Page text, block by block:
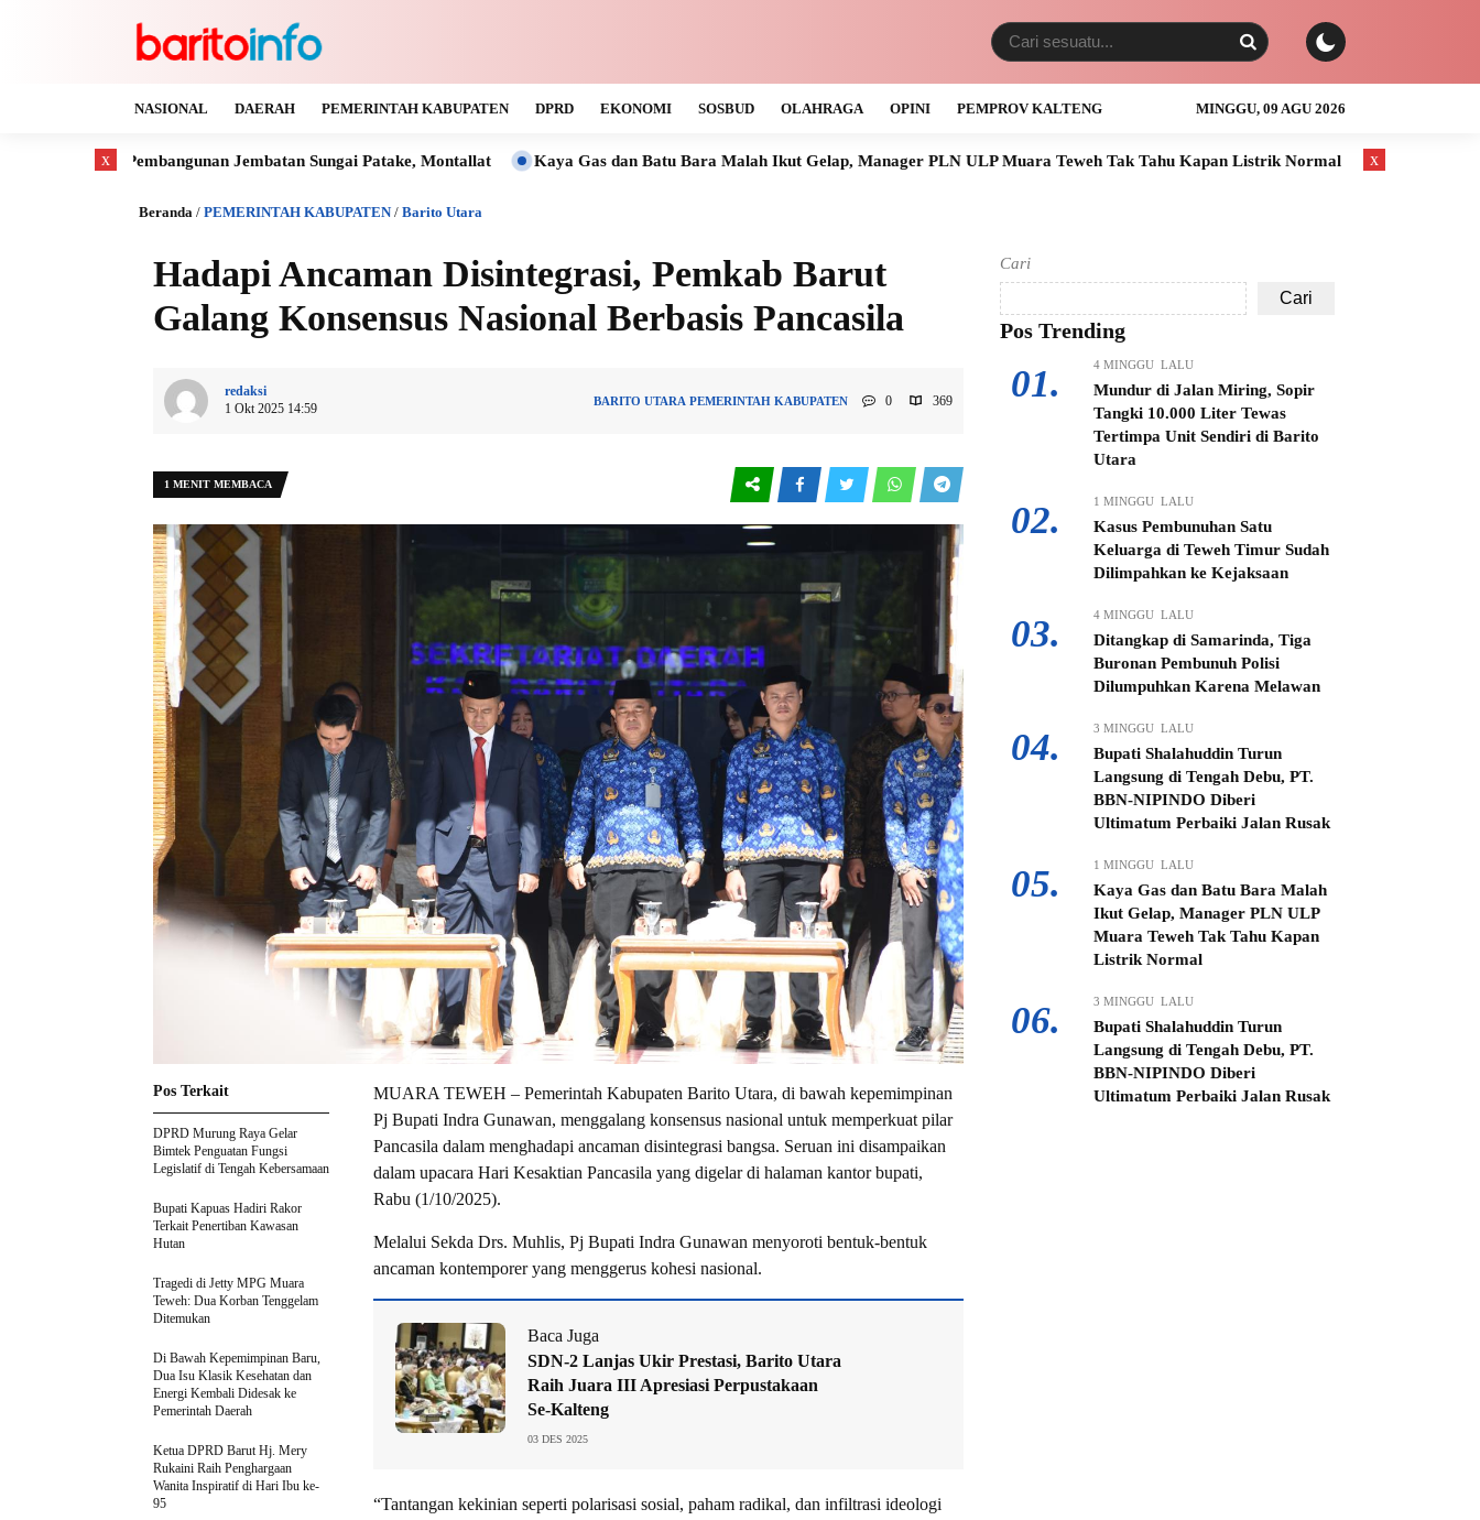
NASIONAL DAERAH PEMERINTAH KABUPATEN DPRD EKONOMI SOSBUD OLAHRAGA OPINI PEMPROV KALTENG MINGGU, 09 AGU 2026
Jembatan Sungai Patake, Montallat Kaya Gas dan Batu Bara Malah Ikut Gelap, Manager PLN ULP Muara Teweh Tak Tahu Kapan Listrik Normal Anak Usia 3 Tahun Tewas
Beranda / PEMERINTAH KABUPATEN/ Barito Utara
Hadapi Ancaman Disintegrasi, Pemkab Barut
Galang Konsensus Nasional Berbasis Pancasila
redaksi
1 Okt 2025 14:59
BARITO UTARA PEMERINTAH KABUPATEN 0 369
1 MENIT MEMBACA
MUARA TEWEH – Pemerintah Kabupaten Barito Utara, di bawah kepemimpinan
Pj Bupati Indra Gunawan, menggalang konsensus nasional untuk memperkuat pilar
Pancasila dalam menghadapi ancaman disintegrasi bangsa. Seruan ini disampaikan
dalam upacara Hari Kesaktian Pancasila yang digelar di halaman kantor bupati,
Rabu (1/10/2025).
Melalui Sekda Drs. Muhlis, Pj Bupati Indra Gunawan menyoroti bentuk-bentuk
ancaman kontemporer yang menggerus kohesi nasional.
Baca Juga
SDN-2 Lanjas Ukir Prestasi, Barito Utara
Raih Juara III Apresiasi Perpustakaan
Se-Kalteng
03 DES 2025
“Tantangan kekinian seperti polarisasi sosial, paham radikal, dan infiltrasi ideologi
Pos Terkait
DPRD Murung Raya Gelar
Bimtek Penguatan Fungsi
Legislatif di Tengah Kebersamaan
Bupati Kapuas Hadiri Rakor
Terkait Penertiban Kawasan
Hutan
Tragedi di Jetty MPG Muara
Teweh: Dua Korban Tenggelam
Ditemukan
Di Bawah Kepemimpinan Baru,
Dua Isu Klasik Kesehatan dan
Energi Kembali Didesak ke
Pemerintah Daerah
Ketua DPRD Barut Hj. Mery
Rukaini Raih Penghargaan
Wanita Inspiratif di Hari Ibu ke-
95
Cari
Cari
Pos Trending
01. 4 MINGGU LALU
Mundur di Jalan Miring, Sopir
Tangki 10.000 Liter Tewas
Tertimpa Unit Sendiri di Barito
Utara
02. 1 MINGGU LALU
Kasus Pembunuhan Satu
Keluarga di Teweh Timur Sudah
Dilimpahkan ke Kejaksaan
03. 4 MINGGU LALU
Ditangkap di Samarinda, Tiga
Buronan Pembunuh Polisi
Dilumpuhkan Karena Melawan
04. 3 MINGGU LALU
Bupati Shalahuddin Turun
Langsung di Tengah Debu, PT.
BBN-NIPINDO Diberi
Ultimatum Perbaiki Jalan Rusak
05. 1 MINGGU LALU
Kaya Gas dan Batu Bara Malah
Ikut Gelap, Manager PLN ULP
Muara Teweh Tak Tahu Kapan
Listrik Normal
06. 3 MINGGU LALU
Bupati Shalahuddin Turun
Langsung di Tengah Debu, PT.
BBN-NIPINDO Diberi
Ultimatum Perbaiki Jalan Rusak
x x